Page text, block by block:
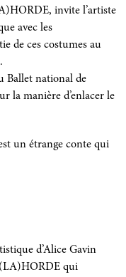
invite l’artiste
avec les
de ces costumes au
Ballet national de
la manière d’enlacer le
un étrange conte qui
d’Alice Gavin
qui